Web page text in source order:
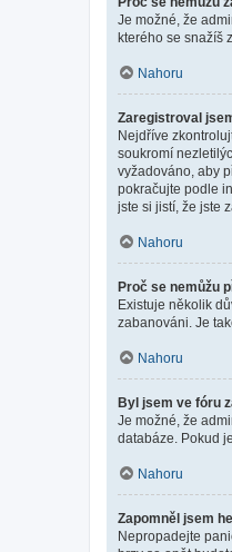
Je možné, že
kterého se snažíš
Nahoru
Zaregistroval
Nejdříve
soukromí
vyžadováno, aby
pokračujte podle
jste si jistí, že jste
Nahoru
Proč se nemůžu
Existuje několik
zabanováni. Je
Nahoru
Byl jsem ve fóru
Je možné, že
databáze. Pokud
Nahoru
Zapomněl jsem
Nepropadejte